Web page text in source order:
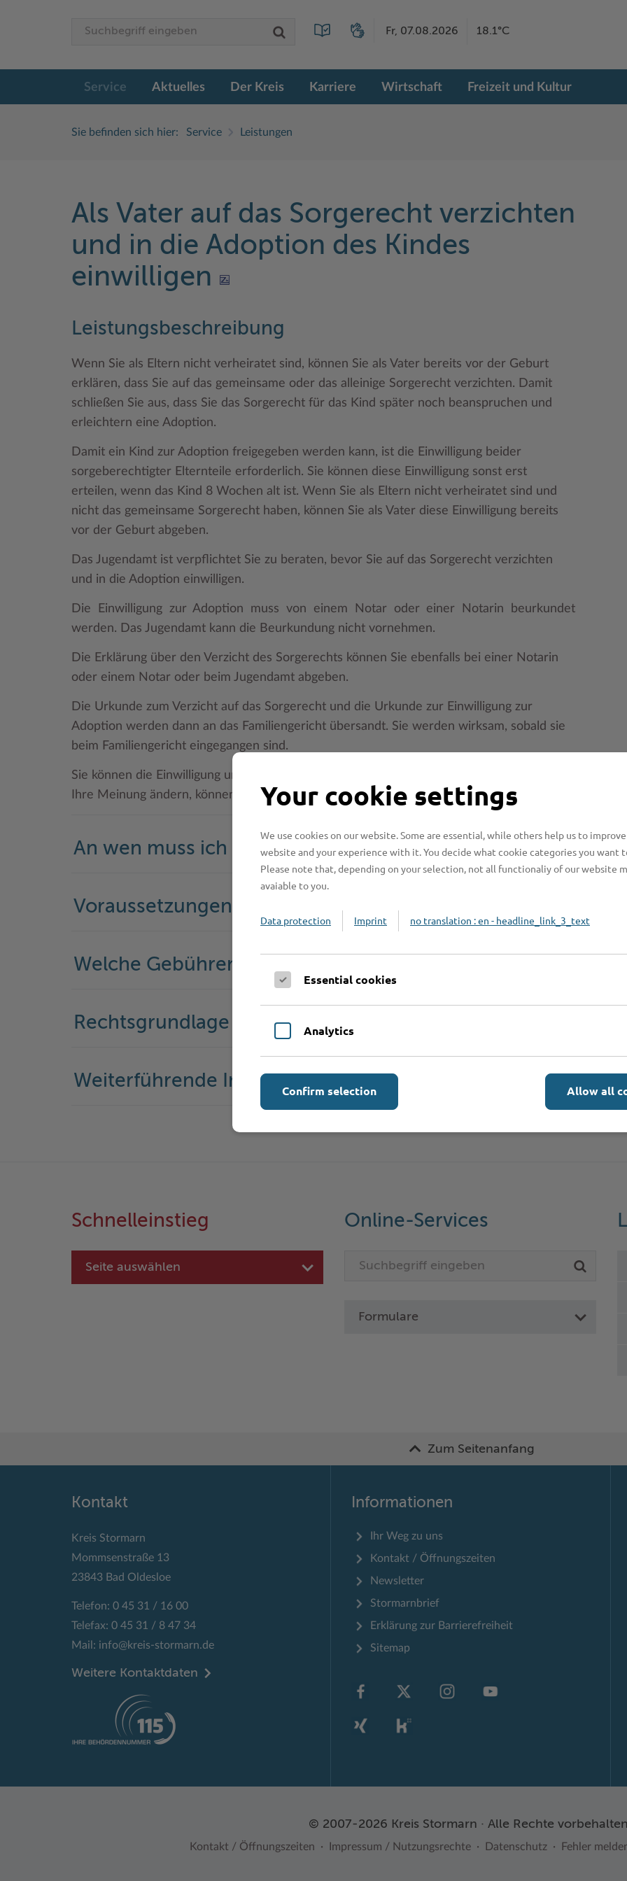
Fr, 07.08.2026 18.1°C
Service Aktuelles Der Kreis Karriere Wirtschaft Freizeit und Kultur
Sie befinden sich hier: Service Leistungen
Als Vater auf das Sorgerecht verzichten
und in die Adoption des Kindes
einwilligen
Leistungsbeschreibung
Wenn Sie als Eltern nicht verheiratet sind, können Sie als Vater bereits vor der Geburt
erklären, dass Sie auf das gemeinsame oder das alleinige Sorgerecht verzichten. Damit
schließen Sie aus, dass Sie das Sorgerecht für das Kind später noch beanspruchen und
erleichtern eine Adoption.
Damit ein Kind zur Adoption freigegeben werden kann, ist die Einwilligung beider
sorgeberechtigter Elternteile erforderlich. Sie können diese Einwilligung sonst erst
erteilen, wenn das Kind 8 Wochen alt ist. Wenn Sie als Eltern nicht verheiratet sind und
nicht das gemeinsame Sorgerecht haben, können Sie als Vater diese Einwilligung bereits
vor der Geburt abgeben.
Das Jugendamt ist verpflichtet Sie zu beraten, bevor Sie auf das Sorgerecht verzichten
und in die Adoption einwilligen.
Die Einwilligung zur Adoption muss von einem Notar oder einer Notarin beurkundet
werden. Das Jugendamt kann die Beurkundung nicht vornehmen.
Die Erklärung über den Verzicht des Sorgerechts können Sie ebenfalls bei einer Notarin
oder einem Notar oder beim Jugendamt abgeben.
Die Urkunde zum Verzicht auf das Sorgerecht und die Urkunde zur Einwilligung zur
Adoption werden dann an das Familiengericht übersandt. Sie werden wirksam, sobald sie
beim Familiengericht eingegangen sind.
Sie können die Einwilligung und den Verzicht nicht widerrufen. Das heißt, auch wenn Sie
Ihre Meinung ändern, können Sie nicht von den beurkundeten Erklärungen zurücktreten.
An wen muss ich mich wenden?
Voraussetzungen
Welche Gebühren fallen an?
Rechtsgrundlage
Weiterführende Informationen
Schnelleinstieg
Seite auswählen
Online-Services
Formulare
Zum Seitenanfang
Kontakt
Kreis Stormarn
Mommsenstraße 13
23843 Bad Oldesloe
Telefon: 0 45 31 / 16 00
Telefax: 0 45 31 / 8 47 34
Mail: info@kreis-stormarn.de
Weitere Kontaktdaten
Informationen
Ihr Weg zu uns
Kontakt / Öffnungszeiten
Newsletter
Stormarnbrief
Erklärung zur Barrierefreiheit
Sitemap
© 2007-2026 Kreis Stormarn · Alle Rechte
Kontakt / Öffnungszeiten Impressum / Nutzungsrechte Datenschutz Fehler
Your cookie settings
We use cookies on our website. Some are essential, while others help us to
website and your experience with it. You decide what cookie categories you want
Please note that, depending on your selection, not all functionaliy of our website
avaiable to you.
Data protection Imprint no translation : en - headline_link_3_text
Essential cookies
Analytics
Allow all
Confirm selection